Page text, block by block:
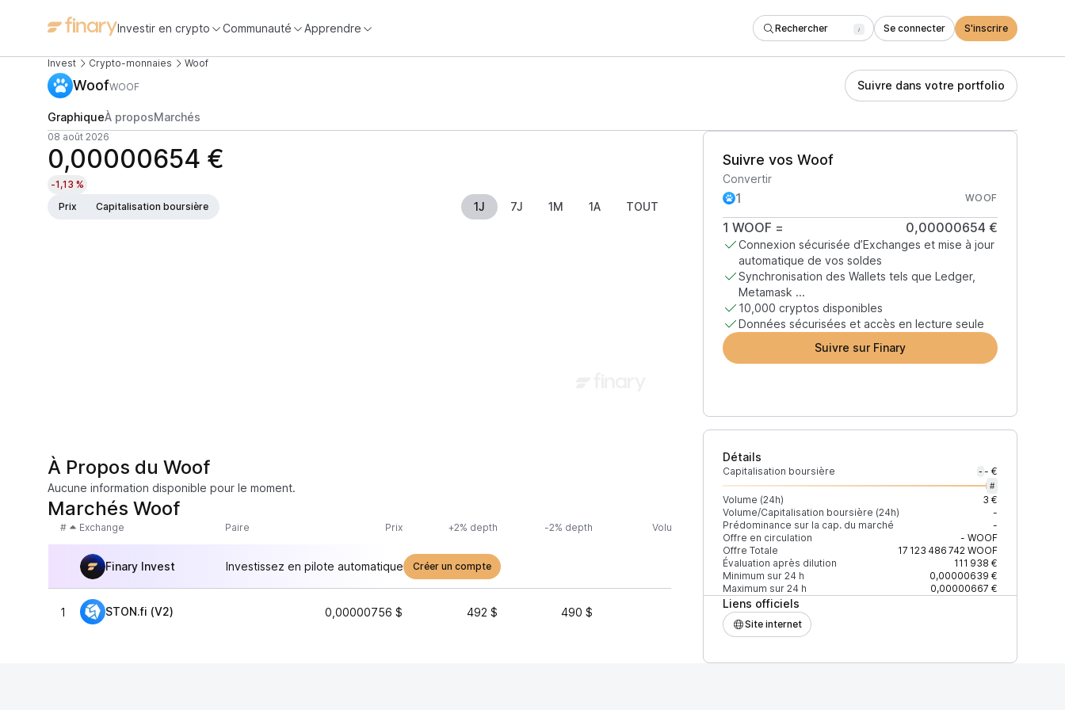
Investir en crypto Communauté Apprendre Rechercher / Se connecter S'inscrire
Invest Crypto-monnaies Woof
WoofWOOF Suivre dans votre portfolio
GraphiqueÀ proposMarchés
08 août 2026
0,00000654 €
-1,13 %
Prix
Capitalisation boursière 1J 7J 1M 1A TOUT
Suivre vos Woof
Convertir
WOOF
1 WOOF = 0,00000654 €
Connexion sécurisée d’Exchanges et mise à jour
automatique de vos soldes
Synchronisation des Wallets tels que Ledger,
Metamask ...
10,000 cryptos disponibles
Données sécurisées et accès en lecture seule
Suivre sur Finary
Détails
Capitalisation boursière - - €
#
Volume (24h)
3 €
Volume/Capitalisation boursière (24h)
-
Prédominance sur la cap. du marché
-
Offre en circulation
- WOOF
Offre Totale
17 123 486 742WOOF
Évaluation après dilution
111 938 €
Minimum sur 24 h
0,00000639 €
Maximum sur 24 h
0,00000667 €
Liens officiels
Site internet
À Propos du Woof
Aucune information disponible pour le moment.
Marchés Woof
# Exchange Paire Prix +2% depth -2% depth Volume (24h) % du volume Confiance Mis à jour
Finary Invest Investissez en pilote automatique Créer un compte
1 STON.fi (V2) 0,00000756 $ 492 $ 490 $ 100 %